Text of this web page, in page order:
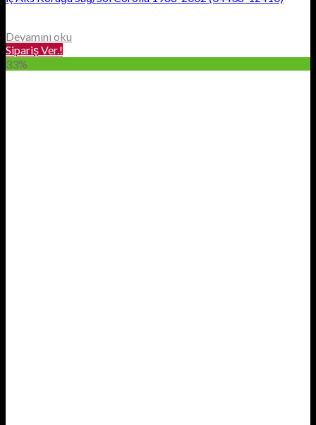
Devamını oku
Sipariş Ver.!
33%